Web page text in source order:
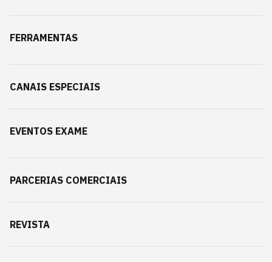
FERRAMENTAS
CANAIS ESPECIAIS
EVENTOS EXAME
PARCERIAS COMERCIAIS
REVISTA